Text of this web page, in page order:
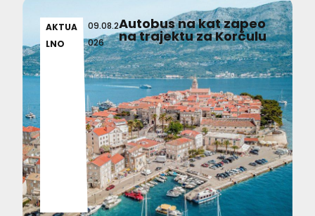
AKTUA
LNO
09.08.2
026
Autobus na kat zapeo
na trajektu za Korčulu